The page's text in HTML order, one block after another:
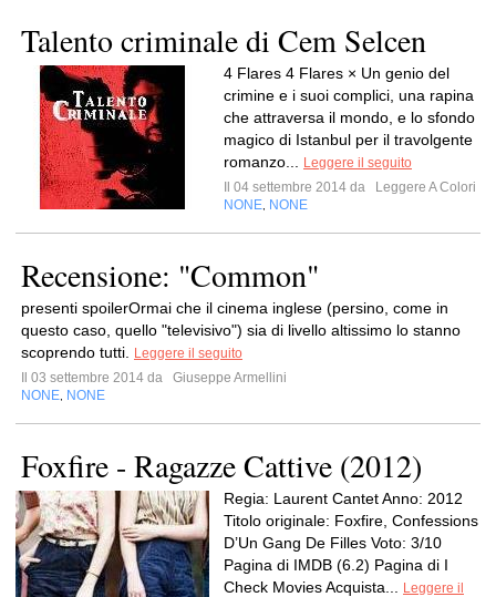
Talento criminale di Cem Selcen
4 Flares 4 Flares × Un genio del
crimine e i suoi complici, una rapina
che attraversa il mondo, e lo sfondo
magico di Istanbul per il travolgente
romanzo...
Leggere il seguito
Il 04 settembre 2014 da
Leggere A Colori
NONE NONE
Recensione: "Common"
presenti spoilerOrmai che il cinema inglese (persino, come in
questo caso, quello "televisivo") sia di livello altissimo lo stanno
scoprendo tutti.
Leggere il seguito
Il 03 settembre 2014 da
Giuseppe Armellini
NONE NONE
Foxfire - Ragazze Cattive (2012)
Regia: Laurent Cantet Anno: 2012
Titolo originale: Foxfire, Confessions
D’Un Gang De Filles Voto: 3/10
Pagina di IMDB (6.2) Pagina di I
Check Movies Acquista...
Leggere il